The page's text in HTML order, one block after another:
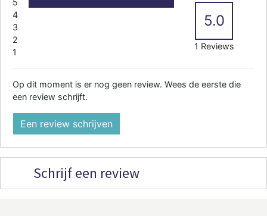
5
4
3
2
1
5.0
1 Reviews
Op dit moment is er nog geen review. Wees de eerste die
een review schrijft.
Een review schrijven
Schrijf een review